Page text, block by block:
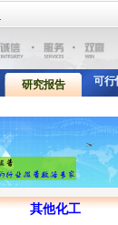
研究报告 可行
其他化工